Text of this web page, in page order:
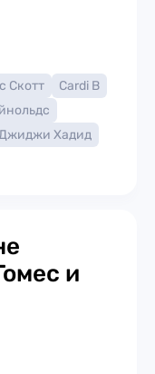
Скотт
Cardi B
Хадид
и